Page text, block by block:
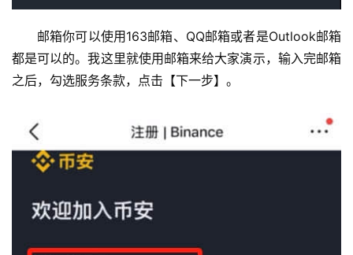
邮箱你可以使用163邮箱、QQ邮箱或者是Outlook邮箱
都是可以的。我这里就使用邮箱来给大家演示，输入完邮箱
之后，勾选服务条款，点击【下一步】。